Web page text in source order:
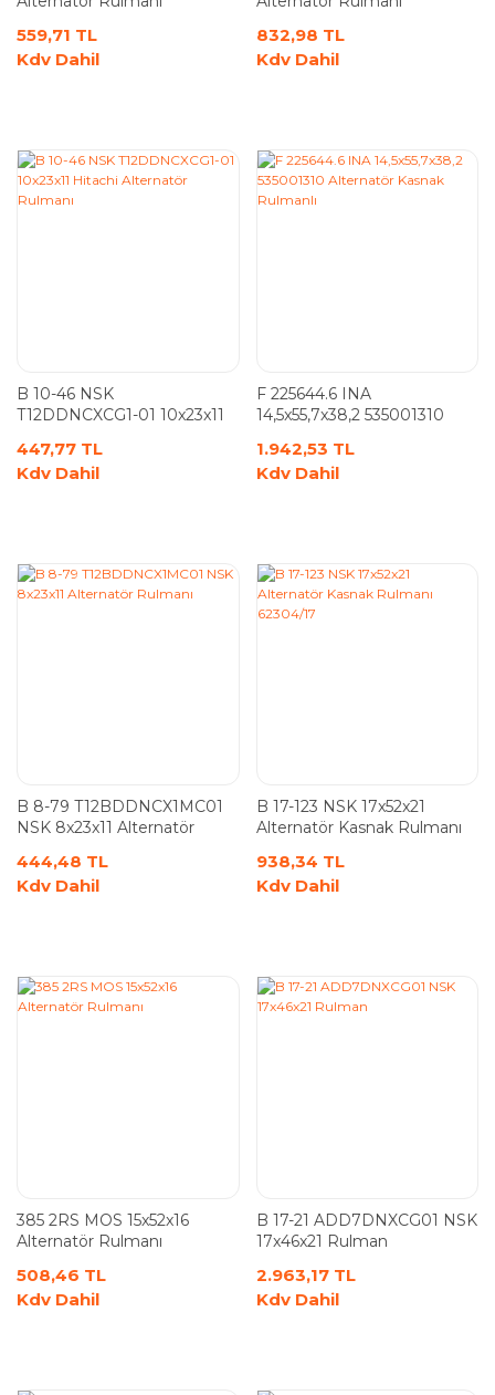
559,71 TL
Kdv Dahil
832,98 TL
Kdv Dahil
B 10-46 NSK
T12DDNCXCG1-01 10x23x11
447,77 TL
Kdv Dahil
F 225644.6 INA
14,5x55,7x38,2 535001310
1.942,53 TL
Kdv Dahil
B 8-79 T12BDDNCX1MC01
NSK 8x23x11 Alternatör
444,48 TL
Kdv Dahil
B 17-123 NSK 17x52x21
Alternatör Kasnak Rulmanı
938,34 TL
Kdv Dahil
385 2RS MOS 15x52x16
Alternatör Rulmanı
508,46 TL
Kdv Dahil
B 17-21 ADD7DNXCG01 NSK
17x46x21 Rulman
2.963,17 TL
Kdv Dahil